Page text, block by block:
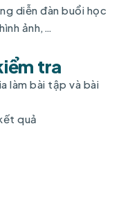
diễn đàn buổi học
ảnh,…
tra
làm bài tập và bài
quả